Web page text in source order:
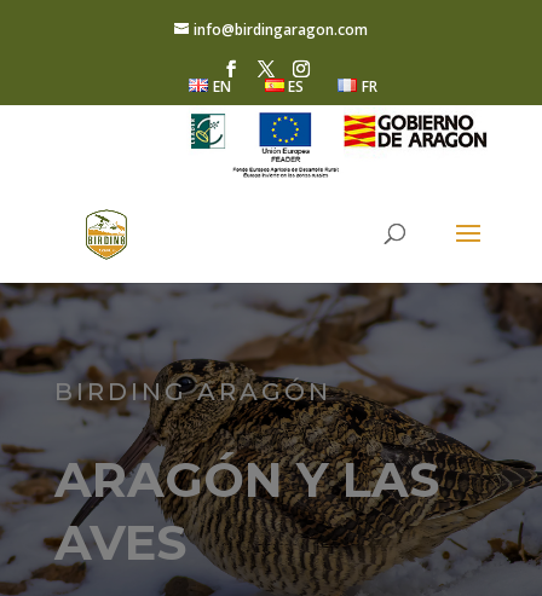
info@birdingaragon.com
EN ES FR
BIRDING ARAGÓN
ARAGÓN Y LAS
AVES